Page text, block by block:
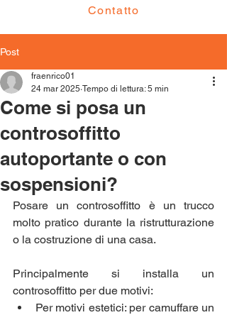
Contatto
Post
Come si posa un
controsoffitto
autoportante o con
sospensioni?
fraenrico01
24 mar 2025 Tempo di lettura: 5 min
Posare un controsoffitto è un trucco
molto pratico durante la ristrutturazione
o la costruzione di una casa.
Principalmente si installa un
controsoffitto per due motivi:
Per motivi estetici: per camuffare un